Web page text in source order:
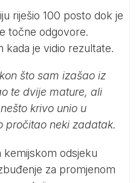
riješio 100 posto dok je
točne odgovore.
kada je vidio rezultate.
što sam izašao iz
te dvije mature, ali
krivo unio u
pročitao neki zadatak.
kemijskom odsjeku
za promjenom